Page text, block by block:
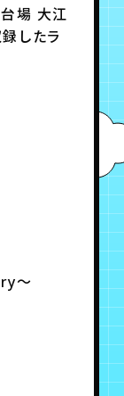
台場 大江
したラ
～